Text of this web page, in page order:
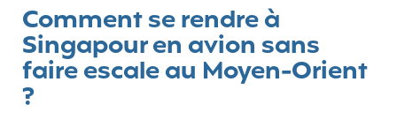
Comment se rendre à
Singapour en avion sans
faire escale au Moyen-Orient
?